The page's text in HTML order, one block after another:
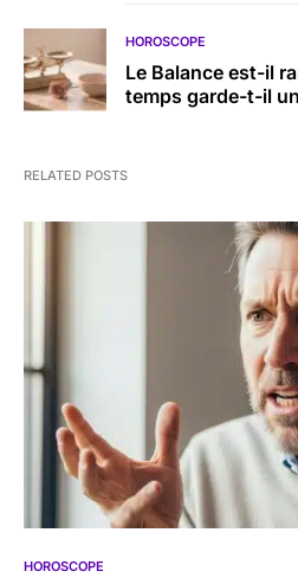
HOROSCOPE
Le Balance est-il
temps garde-t-il
RELATED POSTS
HOROSCOPE